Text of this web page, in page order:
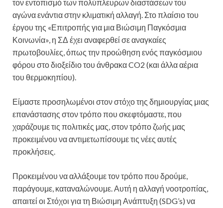
τον εντοπισμό των πολύπλευρων διαστάσεων του
αγώνα ενάντια στην κλιματική αλλαγή. Στο πλαίσιο του
έργου της «Επιτροπής για μια Βιώσιμη Παγκόσμια
Κοινωνία», η ΣΔ έχει αναφερθεί σε αναγκαίες
πρωτοβουλίες, όπως την προώθηση ενός παγκόσμιου
φόρου στο διοξείδιο του άνθρακα CO2 (και άλλα αέρια
του θερμοκηπίου).
Είμαστε προσηλωμένοι στον στόχο της δημιουργίας μιας
επανάστασης στον τρόπο που σκεφτόμαστε, που
χαράζουμε τις πολιτικές μας, στον τρόπο ζωής μας
προκειμένου να αντιμετωπίσουμε τις νέες αυτές
προκλήσεις.
Προκειμένου να αλλάξουμε τον τρόπο που δρούμε,
παράγουμε, καταναλώνουμε. Αυτή η αλλαγή νοοτροπίας,
απαιτεί οι Στόχοι για τη Βιώσιμη Ανάπτυξη (SDG’s) να